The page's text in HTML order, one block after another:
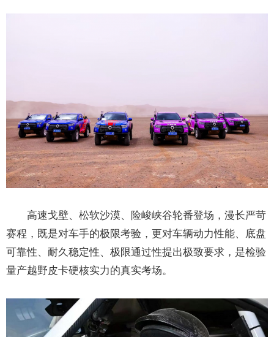
高速戈壁、松软沙漠、险峻峡谷轮番登场，漫长严苛
赛程，既是对车手的极限考验，更对车辆动力性能、底盘
可靠性、耐久稳定性、极限通过性提出极致要求，是检验
量产越野皮卡硬核实力的真实考场。